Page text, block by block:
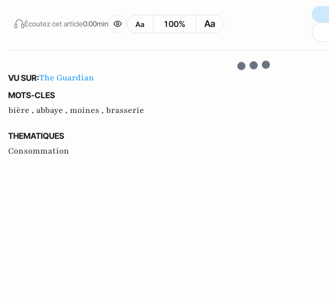
Écoutez cet article0:00min Aa 100% Aa
VU SUR:The Guardian
MOTS-CLES
bière , abbaye , moines , brasserie
THEMATIQUES
Consommation